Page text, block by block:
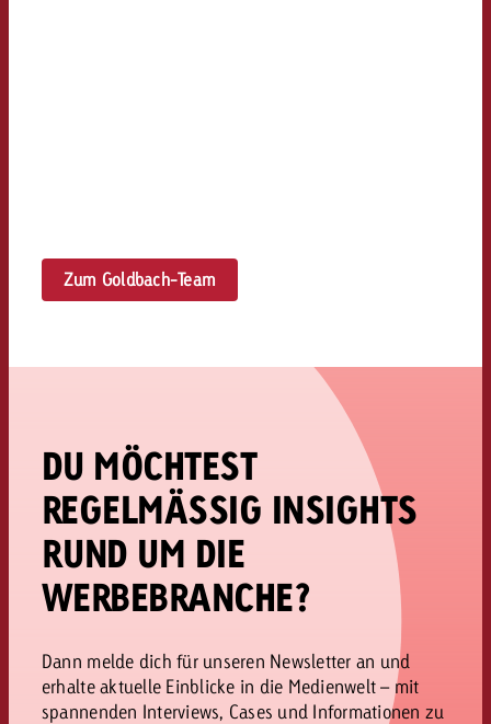
Zum Goldbach-Team
DU MÖCHTEST
REGELMÄSSIG INSIGHTS
RUND UM DIE
WERBEBRANCHE?
Dann melde dich für unseren Newsletter an und
erhalte aktuelle Einblicke in die Medienwelt – mit
spannenden Interviews, Cases und Informationen zu